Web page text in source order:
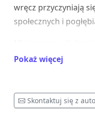
wręcz przyczyniają
społecznych i
zgodnie ze swoją
opartą na szacunku i
Pokaż więcej
Skontaktuj się z